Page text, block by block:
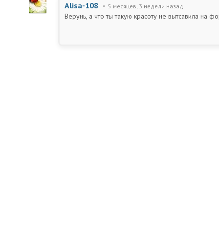
Alisa-108 5 месяцев, 3 недели назад
Верунь, а что ты такую красоту не вытсавила на